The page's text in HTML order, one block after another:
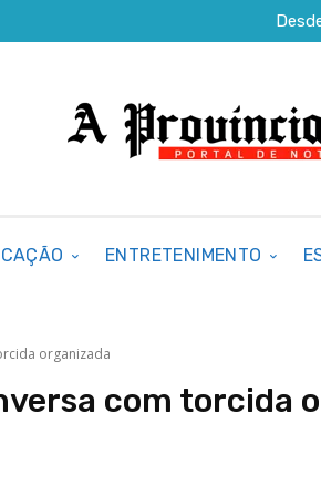
ENTRETENIMENTO
organizada
com torcida